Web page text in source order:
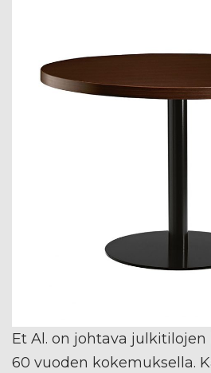
Et Al. on johtava
60 vuoden kokemuksella.